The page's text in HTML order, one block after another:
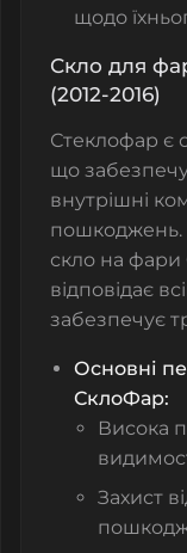
щодо
Скло для
(2012-2016)
Стеклофар є
що
внутрішні
скло на фари
відповідає
забезпечує
Основні
СклоФар:
Висока
Захист